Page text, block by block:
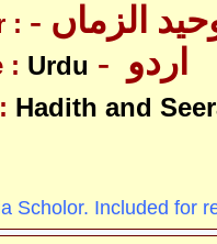
: الزماں
: Urdu
Hadith and
Scholor. Included for